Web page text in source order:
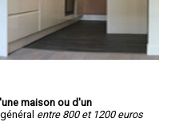
maison ou d'un
entre 800 et 1200 euros